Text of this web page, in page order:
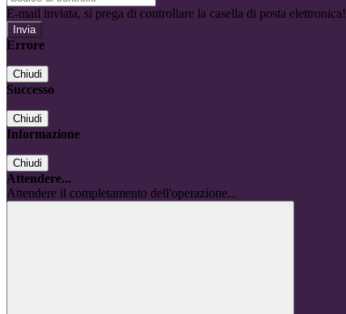
E-mail inviata, si prega di controllare la casella di posta elettronica!
Errore
Chiudi
Successo
Chiudi
Informazione
Chiudi
Attendere...
Attendere il completamento dell'operazione...